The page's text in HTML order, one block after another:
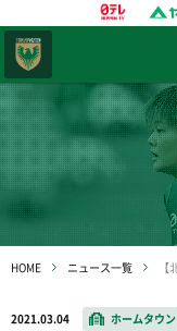
HOME ニュース一覧
2021.03.04 ホームタウン